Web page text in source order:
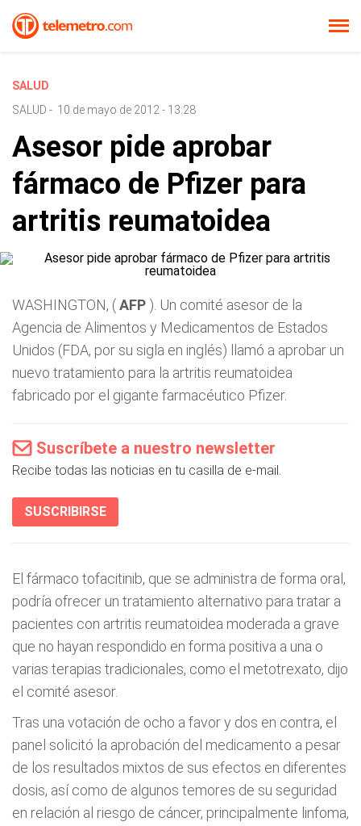
SALUD
SALUD - 10 de mayo de 2012 - 13:28
Asesor pide aprobar
fármaco de Pfizer para
artritis reumatoidea
WASHINGTON, (AFP ). Un comité asesor de la
Agencia de Alimentos y Medicamentos de Estados
Unidos (FDA, por su sigla en inglés) llamó a aprobar un
nuevo tratamiento para la artritis reumatoidea
fabricado por el gigante farmacéutico Pfizer.
Suscríbete a nuestro newsletter
Recibe todas las noticias en tu casilla de e-mail.
SUSCRIBIRSE
El fármaco tofacitinib, que se administra de forma oral,
podría ofrecer un tratamiento alternativo para tratar a
pacientes con artritis reumatoidea moderada a grave
que no hayan respondido en forma positiva a una o
varias terapias tradicionales, como el metotrexato, dijo
el comité asesor.
Tras una votación de ocho a favor y dos en contra, el
panel solicitó la aprobación del medicamento a pesar
de los resultados mixtos de sus efectos en diferentes
dosis, así como de algunos temores de su seguridad
en relación al riesgo de cáncer, principalmente linfoma,